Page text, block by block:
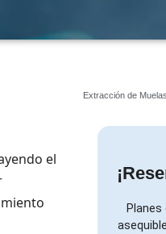
Extracción de
el